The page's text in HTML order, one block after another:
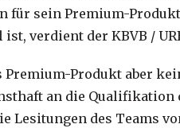
für sein Premium-
verdient der KBVB /
Premium-Produkt aber
an die Qualifikation
Lesitungen des Teams